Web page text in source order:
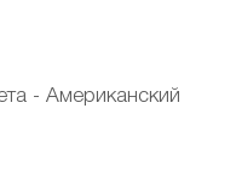
- Американский